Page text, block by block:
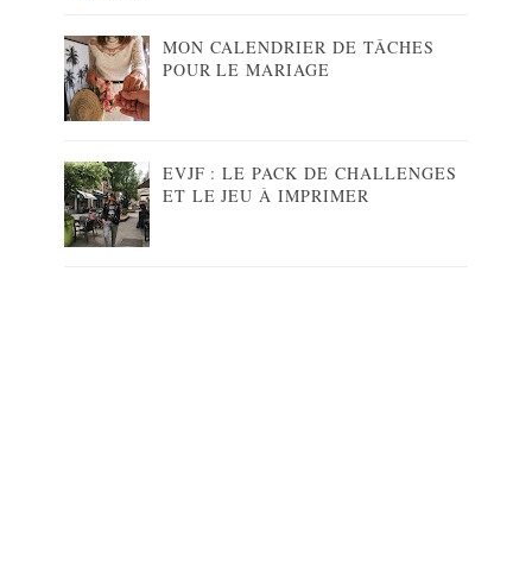
MON CALENDRIER DE TÂCHES
POUR LE MARIAGE
EVJF : LE PACK DE CHALLENGES
ET LE JEU À IMPRIMER